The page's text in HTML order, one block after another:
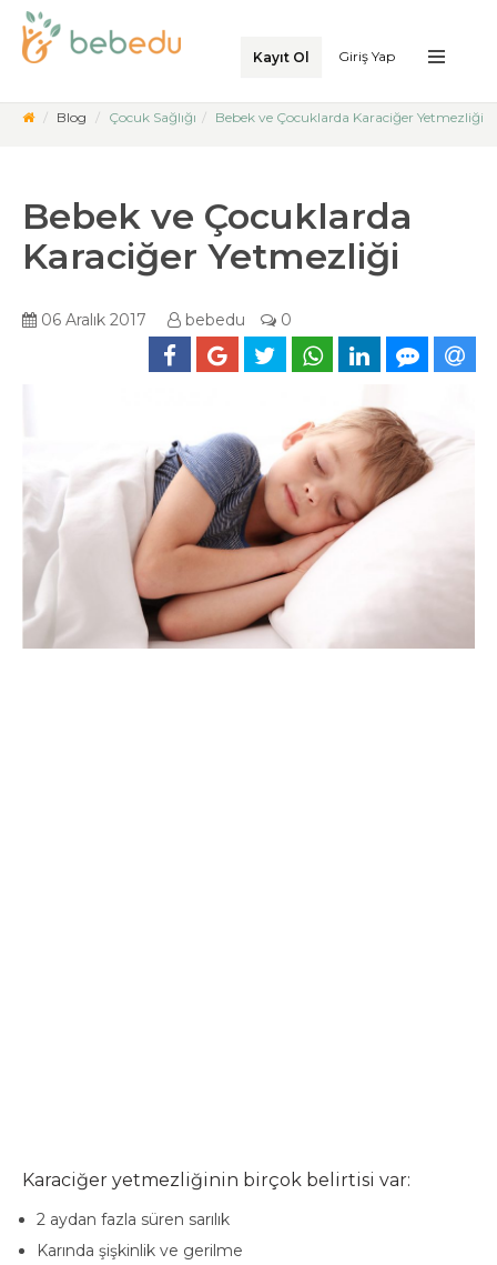
Kayıt Ol Giriş Yap
Blog Çocuk Sağlığı Bebek ve Çocuklarda Karaciğer Yetmezliği
Bebek ve Çocuklarda
Karaciğer Yetmezliği
06 Aralık 2017 bebedu 0
Karaciğer yetmezliğinin birçok belirtisi var:
2 aydan fazla süren sarılık
Karında şişkinlik ve gerilme